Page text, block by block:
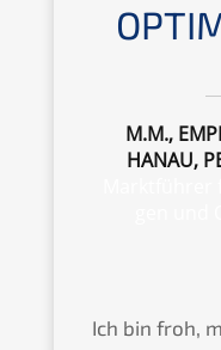
M.M.,
HANAU,
Ich bin froh,